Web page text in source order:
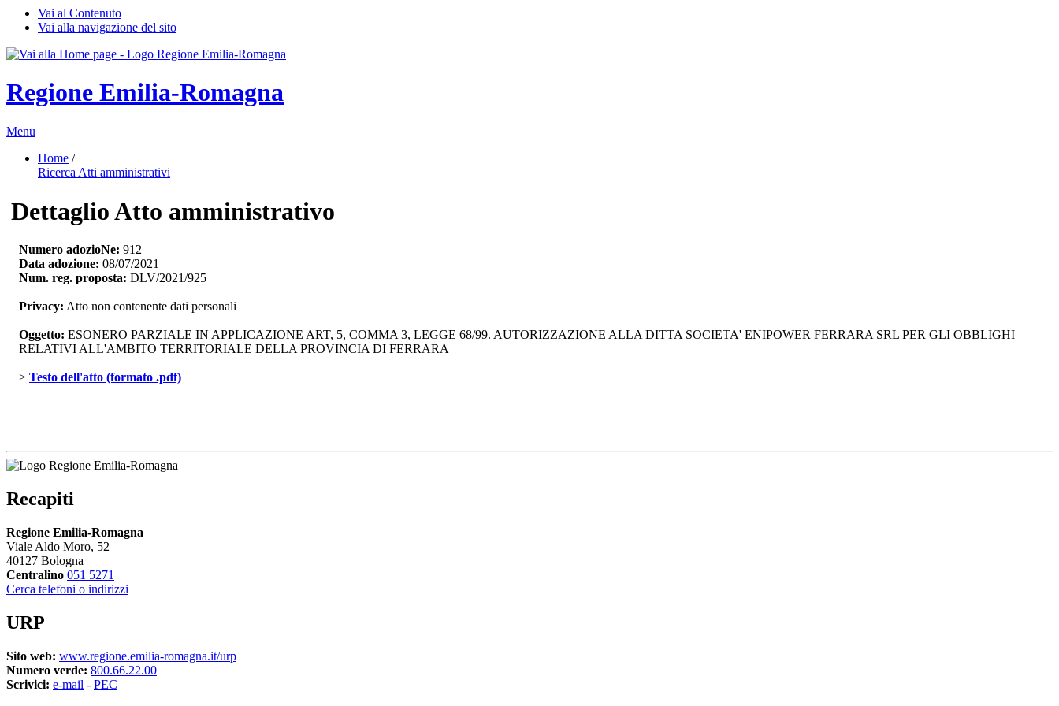
Vai al Contenuto
Vai alla navigazione del sito
Regione Emilia-Romagna
Menu
Home /
Ricerca Atti amministrativi
Dettaglio Atto amministrativo
Numero adozioNe: 912
Data adozione: 08/07/2021
Num. reg. proposta: DLV/2021/925
Privacy: Atto non contenente dati personali
Oggetto: ESONERO PARZIALE IN APPLICAZIONE ART, 5, COMMA 3, LEGGE 68/99. AUTORIZZAZIONE ALLA DITTA SOCIETA' ENIPOWER FERRARA SRL PER GLI OBBLIGHI
RELATIVI ALL'AMBITO TERRITORIALE DELLA PROVINCIA DI FERRARA
> Testo dell'atto (formato .pdf)
Recapiti
Regione Emilia-Romagna
Viale Aldo Moro, 52
40127 Bologna
Centralino 051 5271
Cerca telefoni o indirizzi
URP
Sito web: www.regione.emilia-romagna.it/urp
Numero verde: 800.66.22.00
Scrivici: e-mail - PEC